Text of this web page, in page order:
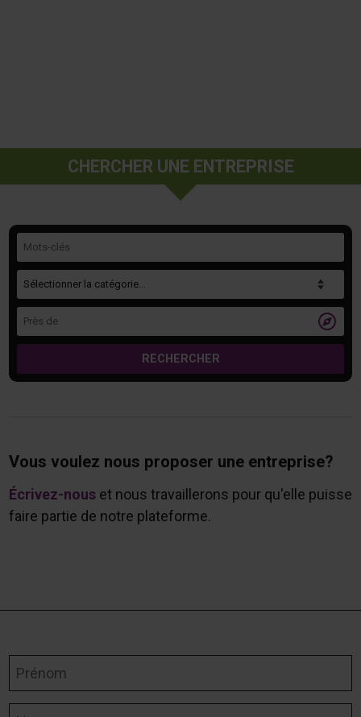
CHERCHER UNE ENTREPRISE

RECHERCHER
Vous voulez nous proposer une entreprise?
Écrivez-nouset nous travaillerons pour qu'elle puisse
faire partie de notre plateforme.